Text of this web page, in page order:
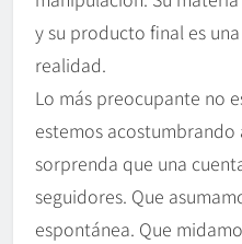
y su producto final es
realidad.
Lo más preocupante no
estemos acostumbrando
sorprenda que una
seguidores. Que
espontánea. Que